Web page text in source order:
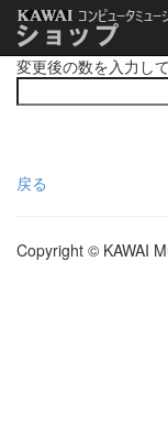
変更後の数を入力し
戻る
Copyright © KAWAI